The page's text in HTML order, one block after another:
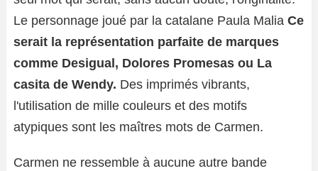
Le personnage joué par la catalane Paula Malia Ce
serait la représentation parfaite de marques
comme Desigual, Dolores Promesas ou La
casita de Wendy. Des imprimés vibrants,
l'utilisation de mille couleurs et des motifs
atypiques sont les maîtres mots de Carmen.
Carmen ne ressemble à aucune autre bande